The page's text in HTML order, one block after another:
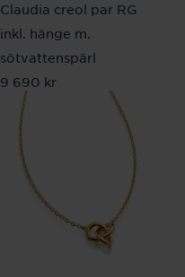
Claudia creol par RG
inkl. hänge m.
sötvattenspärl
Pris:9 690 kr
9 690 kr